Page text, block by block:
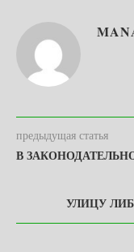
предыдущая статья
В
УЛИЦУ